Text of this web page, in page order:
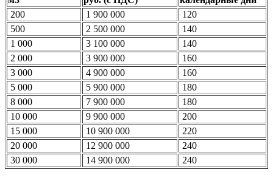
200
1 900 000
120
500
2 500 000
140
1 000
3 100 000
140
2 000
3 900 000
160
3 000
4 900 000
160
5 000
5 900 000
180
8 000
7 900 000
180
10 000
9 900 000
200
15 000
10 900 000
220
20 000
12 900 000
240
30 000
14 900 000 240